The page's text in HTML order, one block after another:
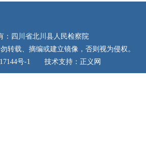
：四川省北川县人民检察院
转载、摘编或建立镜像，否则视为侵权。
号-1 技术支持：正义网